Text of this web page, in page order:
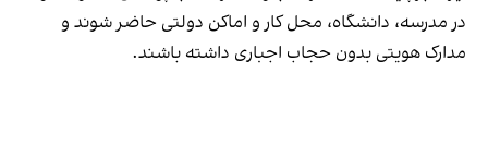
در مدرسه، دانشگاه، محل کار و اماکن دولتی حاضر شوند و
مدارک هویتی بدون حجاب اجباری داشته باشند.